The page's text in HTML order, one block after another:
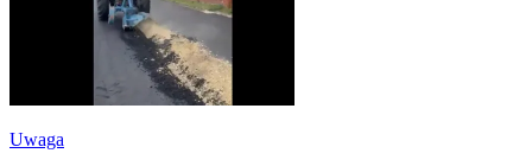
Uwaga